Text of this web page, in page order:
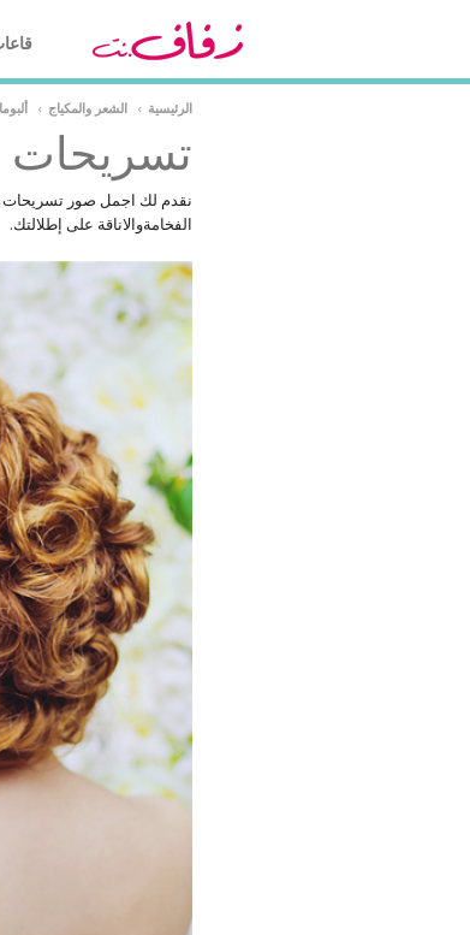
الرئيسية › الشعر والمكياج ›
نقدم لك اجمل صور تسريحات
الفخامةوالاناقة على إطلالتك.